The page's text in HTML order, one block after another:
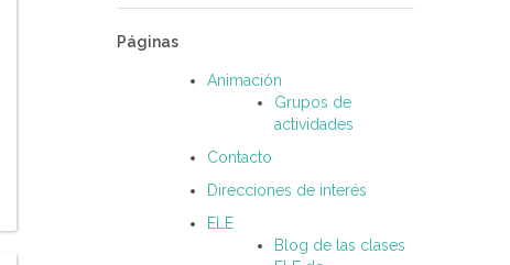
Páginas
Animación
Grupos de
actividades
Contacto
Direcciones de interés
ELE
Blog de las clases